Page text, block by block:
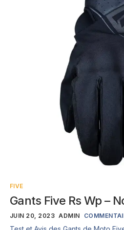
FIVE
Gants Five Rs Wp –
JUIN 20, 2023 ADMIN